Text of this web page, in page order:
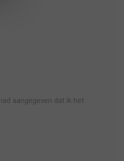
aangegeven dat ik het